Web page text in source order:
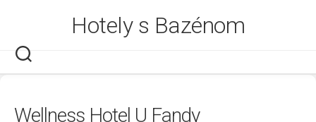
Hotely s Bazénom
Wellness Hotel U Fandy